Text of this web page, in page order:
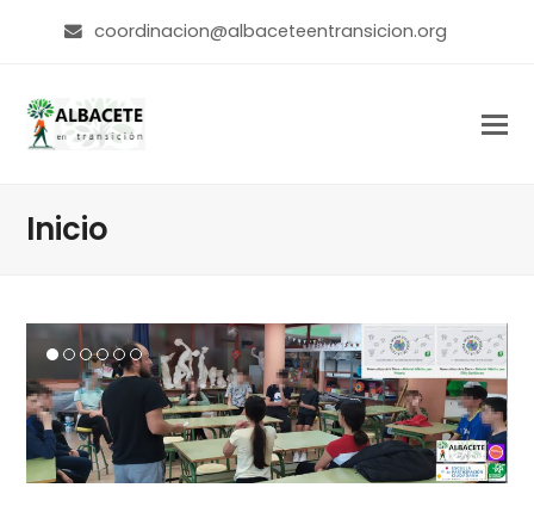
coordinacion@albaceteentransicion.org
Inicio